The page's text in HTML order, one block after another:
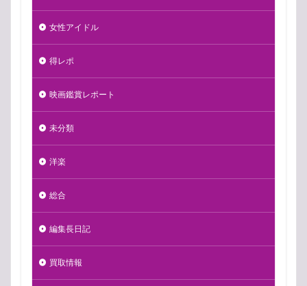
女性アイドル
得レポ
映画鑑賞レポート
未分類
洋楽
総合
編集長日記
買取情報